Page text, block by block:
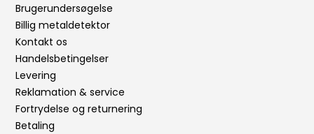
Brugerundersøgelse
Billig metaldetektor
Kontakt os
Handelsbetingelser
Levering
Reklamation & service
Fortrydelse og returnering
Betaling